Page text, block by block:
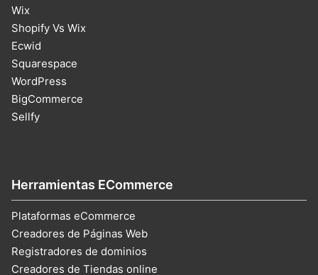
Herramientas ECommerce
Plataformas eCommerce
Creadores de Páginas Web
Registradores de dominios
Creadores de Tiendas online
Wix
Shopify Vs Wix
Ecwid
Squarespace
WordPress
BigCommerce
Sellfy